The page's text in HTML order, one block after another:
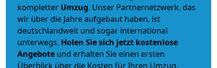
kompletter Umzug. Unser Partnernetzwerk, das
wir über die Jahre aufgebaut haben, ist
deutschlandweit und sogar international
unterwegs. Holen Sie sich jetzt kostenlose
Angebote und erhalten Sie einen ersten
Überblick über die Kosten für Ihren Umzug.